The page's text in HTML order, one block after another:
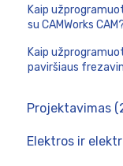
Kaip
su CAMWorks CAM?
Kaip
paviršiaus
Projektavimas
Elektros ir